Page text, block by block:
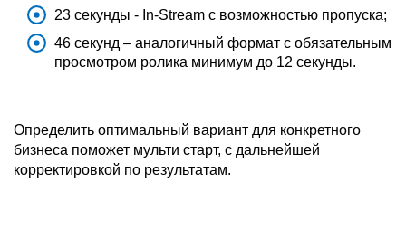
23 секунды - In-Stream с возможностью пропуска;
46 секунд – аналогичный формат с обязательным
просмотром ролика минимум до 12 секунды.
Определить оптимальный вариант для конкретного
бизнеса поможет мульти старт, с дальнейшей
корректировкой по результатам.